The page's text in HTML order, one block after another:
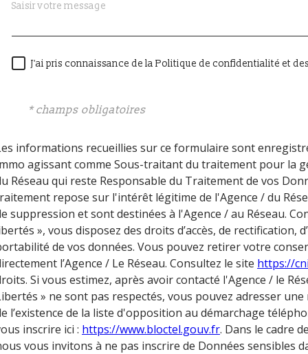
J'ai pris connaissance de la Politique de confidentialité et
* champs obligatoires
informations recueillies sur ce formulaire sont
agissant comme Sous-traitant du traitement pour la
Réseau qui reste Responsable du Traitement de vos
repose sur l'intérêt légitime de l'Agence / du
suppression et sont destinées à l'Agence / au Réseau.
», vous disposez des droits d’accès, de rectification,
de vos données. Vous pouvez retirer votre
l’Agence / Le Réseau. Consultez le site https://
Si vous estimez, après avoir contacté l'Agence / le
» ne sont pas respectés, vous pouvez adresser
l’existence de la liste d'opposition au démarchage
inscrire ici : https://www.bloctel.gouv.fr. Dans le cadre
vous invitons à ne pas inscrire de Données sensibles